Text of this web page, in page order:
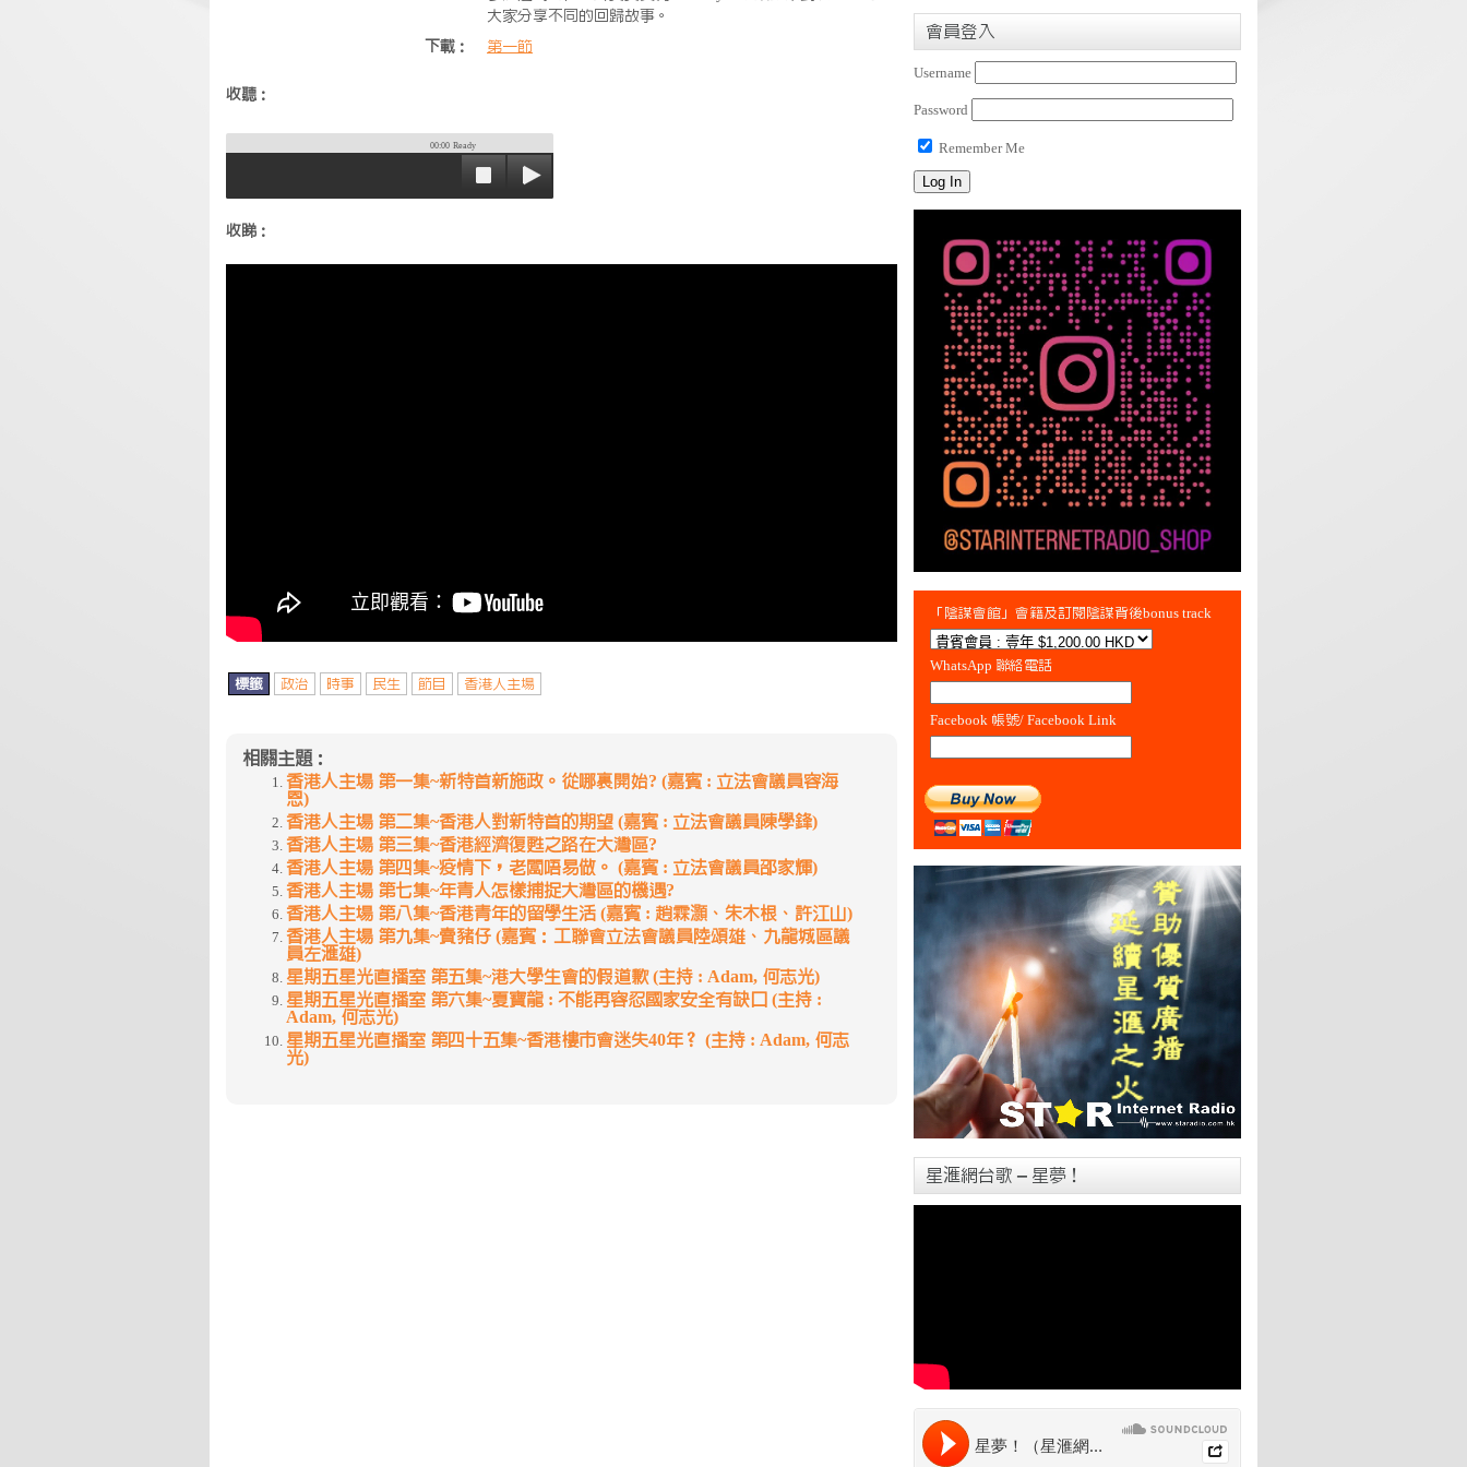
大家分享不同的回歸故事。
下載：
第一節
收聽：
00:00 Ready
收睇：
標籤 政治 時事 民生 節目 香港人主場
相關主題：
香港人主場 第一集~新特首新施政。從哪裏開始? (嘉賓 : 立法會議員容海
恩)
香港人主場 第二集~香港人對新特首的期望 (嘉賓 : 立法會議員陳學鋒)
香港人主場 第三集~香港經濟復甦之路在大灣區?
香港人主場 第四集~疫情下，老闆唔易做。 (嘉賓 : 立法會議員邵家輝)
香港人主場 第七集~年青人怎樣捕捉大灣區的機遇?
香港人主場 第八集~香港青年的留學生活 (嘉賓 : 趙霖灝、朱木根、許江山)
香港人主場 第九集~賣豬仔 (嘉賓：工聯會立法會議員陸頌雄、九龍城區議
員左滙雄)
星期五星光直播室 第五集~港大學生會的假道歉 (主持 : Adam, 何志光)
星期五星光直播室 第六集~夏寶龍 : 不能再容忍國家安全有缺口 (主持 :
Adam, 何志光)
星期五星光直播室 第四十五集~香港樓市會迷失40年？ (主持 : Adam, 何志
光)
會員登入
Username
Password
Remember Me
「陰謀會館」會籍及訂閱陰謀背後bonus track
WhatsApp 聯絡電話
Facebook 帳號/ Facebook Link
星滙網台歌 – 星夢！